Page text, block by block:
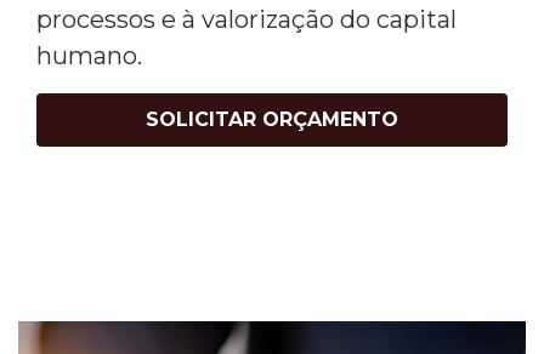
processos e à valorização do capital
humano.
SOLICITAR ORÇAMENTO